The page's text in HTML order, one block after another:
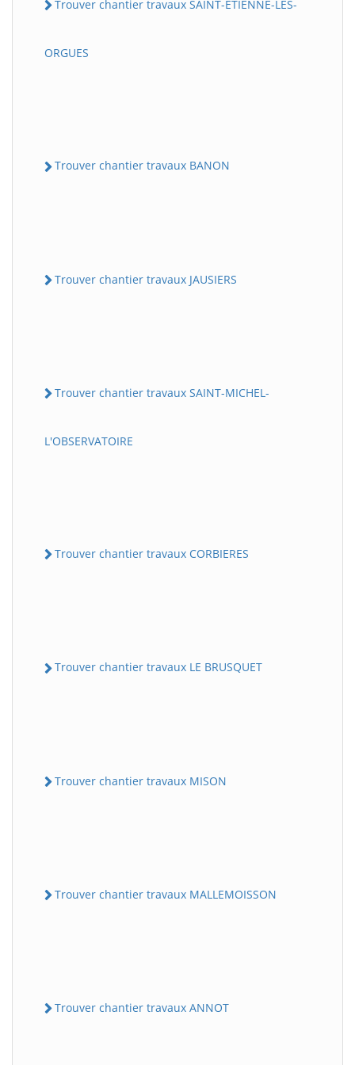
Trouver chantier travaux SAINT-ETIENNE-LES-
ORGUES
Trouver chantier travaux BANON
Trouver chantier travaux JAUSIERS
Trouver chantier travaux SAINT-MICHEL-
L'OBSERVATOIRE
Trouver chantier travaux CORBIERES
Trouver chantier travaux LE BRUSQUET
Trouver chantier travaux MISON
Trouver chantier travaux MALLEMOISSON
Trouver chantier travaux ANNOT